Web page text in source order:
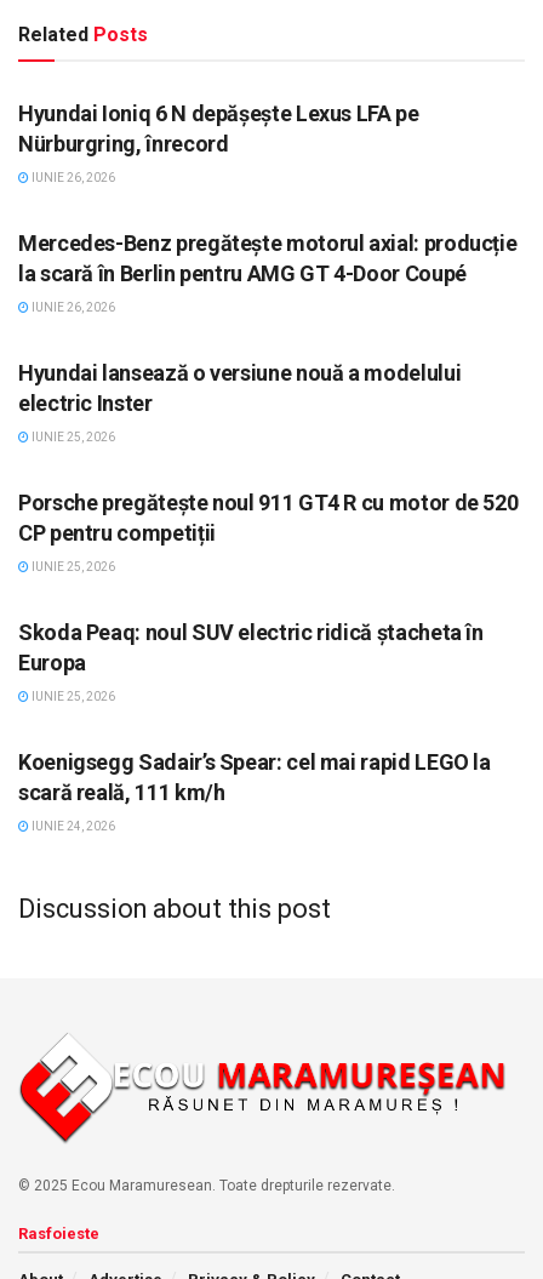
Related Posts
AUTO
Hyundai Ioniq 6 N depășește Lexus LFA pe
Nürburgring, înrecord
IUNIE 26, 2026
Mercedes-Benz pregătește motorul axial: producție
la scară în Berlin pentru AMG GT 4-Door Coupé
IUNIE 26, 2026
Hyundai lansează o versiune nouă a modelului
electric Inster
IUNIE 25, 2026
Porsche pregătește noul 911 GT4 R cu motor de 520
CP pentru competiții
IUNIE 25, 2026
Skoda Peaq: noul SUV electric ridică ștacheta în
Europa
IUNIE 25, 2026
Koenigsegg Sadair’s Spear: cel mai rapid LEGO la
scară reală, 111 km/h
IUNIE 24, 2026
Discussion about this post
© 2025 Ecou Maramuresean. Toate drepturile rezervate.
Rasfoieste